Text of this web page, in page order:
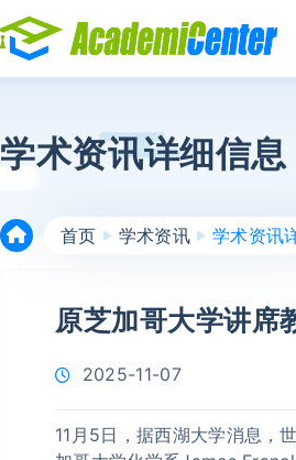
学术资讯详细信息
首页 学术资讯 学术资讯
原芝加哥大学讲席
2025-11-07
11月5日，据西湖大学消息，